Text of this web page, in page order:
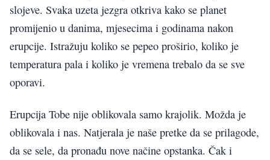
slojeve. Svaka uzeta jezgra otkriva kako se planet
promijenio u danima, mjesecima i godinama nakon
erupcije. Istražuju koliko se pepeo proširio, koliko je
temperatura pala i koliko je vremena trebalo da se sve
oporavi.
Erupcija Tobe nije oblikovala samo krajolik. Možda je
oblikovala i nas. Natjerala je naše pretke da se prilagode,
da se sele, da pronađu nove načine opstanka. Čak i